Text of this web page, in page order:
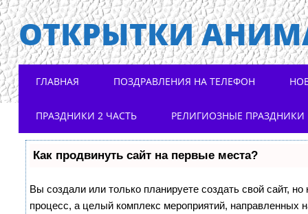
ОТКРЫТКИ
Main menu
ГЛАВНАЯ ПОЗДРАВЛЕНИЯ НА ТЕЛЕФОН
ПРАЗДНИКИ 2 ЧАСТЬ РЕЛИГИОЗНЫЕ ПРАЗДНИКИ
Как продвинуть сайт на первые места?
Вы создали или только планируете создать свой сайт,
процесс, а целый комплекс мероприятий, направленных